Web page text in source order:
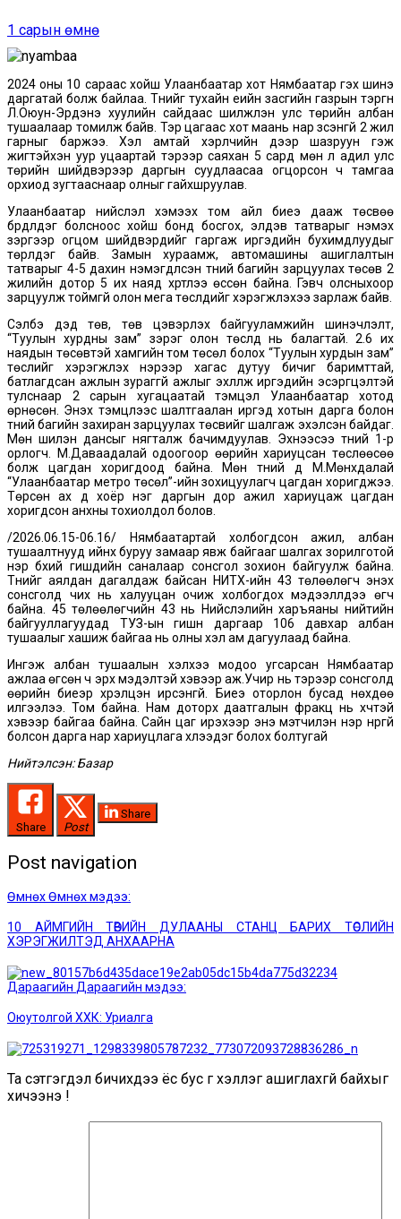
1 сарын өмнө
2024 оны 10 сараас хойш Улаанбаатар хот Нямбаатар гэх шинэ
даргатай болж байлаа. Түүнийг тухайн үеийн засгийн газрын тэргүүн
Л.Оюун-Эрдэнэ хуулийн сайдаас шилжүүлэн улс төрийн албан
тушаалаар томилж байв. Тэр цагаас хот маань нар үзсэнгүй 2 жил
гарныг баржээ. Хэл амтай хэрүүлчийн дээр шазруун гэж
жигтэйхэн уур уцаартай тэрээр саяхан 5 сард мөн л адил улс
төрийн шийдвэрээр даргын суудлаасаа огцорсон ч тамгаа
орхиод зугтааснаар олныг гайхшруулав.
Улаанбаатар нийслэл хэмээх том айл биеэ дааж төсвөө
бүрдүүлдэг болсноос хойш бонд босгох, элдэв татварыг нэмэх
зэргээр огцом шийдвэрүүдийг гаргаж иргэдийн бухимдлуудыг
төрүүлдэг байв. Замын хураамж, автомашины ашиглалтын
татварыг 4-5 дахин нэмэгдүүлсэн түүний багийн зарцуулах төсөв 2
жилийн дотор 5 их наяд хүртлээ өссөн байна. Гэвч олсныхоор
зарцуулж тоймгүй олон мега төслүүдийг хэрэгжүүлэхээ зарлаж байв.
Сэлбэ дэд төв, төв цэвэрлэх байгууламжийн шинэчлэлт,
“Туулын хурдны зам” зэрэг олон төслүүд нь балагтай. 2.6 их
наядын төсөвтэй хамгийн том төсөл болох “Туулын хурдын зам”
төслийг хэрэгжүүлэх нэрээр хагас дутуу бичиг баримттай,
батлагдсан ажлын зураггүй ажлыг эхлүүлж иргэдийн эсэргүүцэлтэй
тулснаар 2 сарын хугацаатай тэмцэл Улаанбаатар хотод
өрнөсөн. Энэхүү тэмцлээс шалтгаалан иргэд хотын дарга болон
түүний багийн захиран зарцуулах төсвийг шалгаж эхэлсэн байдаг.
Мөн шилэн дансыг нягталж бачимдуулав. Эхнээсээ түүний 1-р
орлогч. М.Даваадалай одоогоор өөрийн хариуцсан төслөөсөө
болж цагдан хоригдоод байна. Мөн түүний дүү М.Мөнхдалай
“Улаанбаатар метро төсөл”-ийн зохицуулагч цагдан хоригджээ.
Төрсөн ах дүү хоёр нэг даргын дор ажил хариуцаж цагдан
хоригдсон анхны тохиолдол болов.
/2026.06.15-06.16/ Нямбаатартай холбогдсон ажил, албан
тушаалтнууд ийнхүү буруу замаар явж байгааг шалгах зорилготой
нэр бүхий гишүүдийн саналаар сонсгол зохион байгуулж байна.
Түүнийг аялдан дагалдаж байсан НИТХ-ийн 43 төлөөлөгч энэхүү
сонсголд чих нь халууцан очиж холбогдох мэдээллүүдээ өгч
байна. 45 төлөөлөгчийн 43 нь Нийслэлийн харъяаны нийтийн
байгууллагуудад ТУЗ-ын гишүүн даргаар 106 давхар албан
тушаалыг хашиж байгаа нь олны хэл ам дагуулаад байна.
Ингэж албан тушаалын хэлхээ модоо угсарсан Нямбаатар
ажлаа өгсөн ч эрх мэдэлтэй хэвээр аж.Учир нь тэрээр сонсголд
өөрийн биеэр хүрэлцэн ирсэнгүй. Биеэ оторлон бусад нөхдөө
илгээлээ. Том байна. Нам доторх даатгалын фракц нь хүчтэй
хэвээр байгаа байна. Сайн цаг ирэхээр энэ мэтчилэн нэр нүүргүй
болсон дарга нар хариуцлага хүлээдэг болох болтугай
Нийтэлсэн: Базар
Share Post
Share
Post navigation
ӨмнөхӨмнөх мэдээ:
10 АЙМГИЙН ТӨВИЙН ДУЛААНЫ СТАНЦ БАРИХ ТӨСЛИЙН
ХЭРЭГЖИЛТЭД АНХААРНА
Дараагийн Дараагийн мэдээ:
Оюутолгой ХХК: Уриалга
Та сэтгэгдэл бичихдээ ёс бус үг хэллэг ашиглахгүй байхыг
хичээнэ үү!